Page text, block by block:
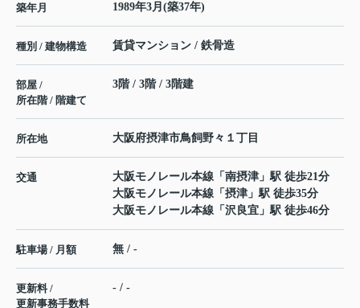
築年月 1989年3月(築37年)
種別 / 建物構造 賃貸マンション / 鉄骨造
部屋 /
所在階 / 階建て
3階 / 3階 / 3階建
所在地 大阪府摂津市鳥飼野々 １丁目
交通 大阪モノレール本線 「 南摂津 」駅 徒歩21分
大阪モノレール本線 「 摂津 」駅 徒歩35分
大阪モノレール本線 「 沢良宜 」駅 徒歩46分
駐車場 / 月額 無 / -
更新料 /
更新事務手数料
- / -